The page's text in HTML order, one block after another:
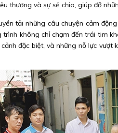
thương và sự sẻ chia, giúp đỡ
tải những câu chuyện cảm
không chỉ chạm đến trái
đặc biệt, và những nỗ lực